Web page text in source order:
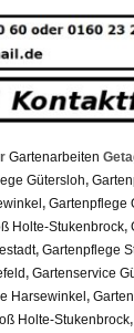
Gartenarbeiten
Gütersloh,
, Gartenpflege
Holte-Stukenbrock,
, Gartenpflege
, Gartenservice
Harsewinkel,
Holte-Stukenbrock,